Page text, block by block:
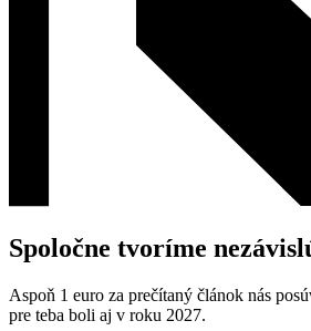
Spoločne tvoríme
Aspoň 1 euro za prečítaný článok nás
pre teba boli aj v roku 2027.